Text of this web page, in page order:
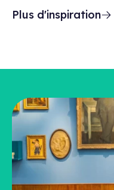
Plus d'inspiration